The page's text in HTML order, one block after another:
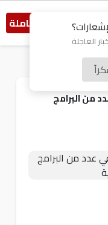
العاجلة
النسخة الكاملة
من البرامج